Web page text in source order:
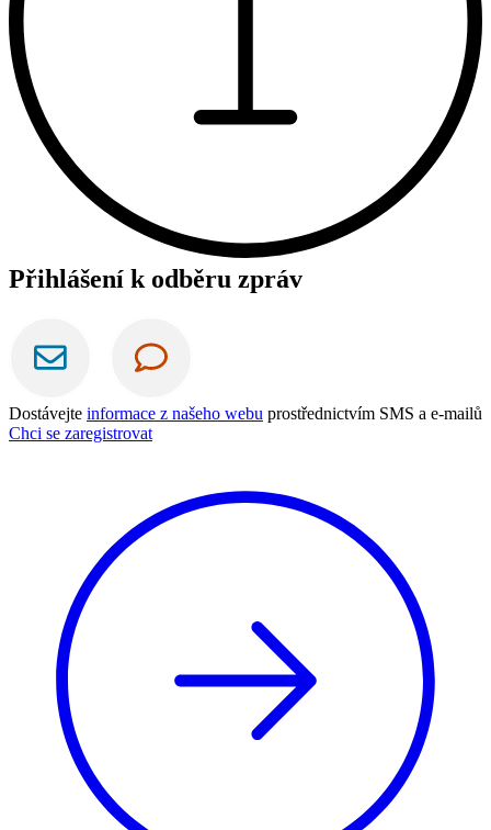
Přihlášení k odběru zpráv
Dostávejte informace z našeho webu prostřednictvím SMS a e-mailů
Chci se zaregistrovat